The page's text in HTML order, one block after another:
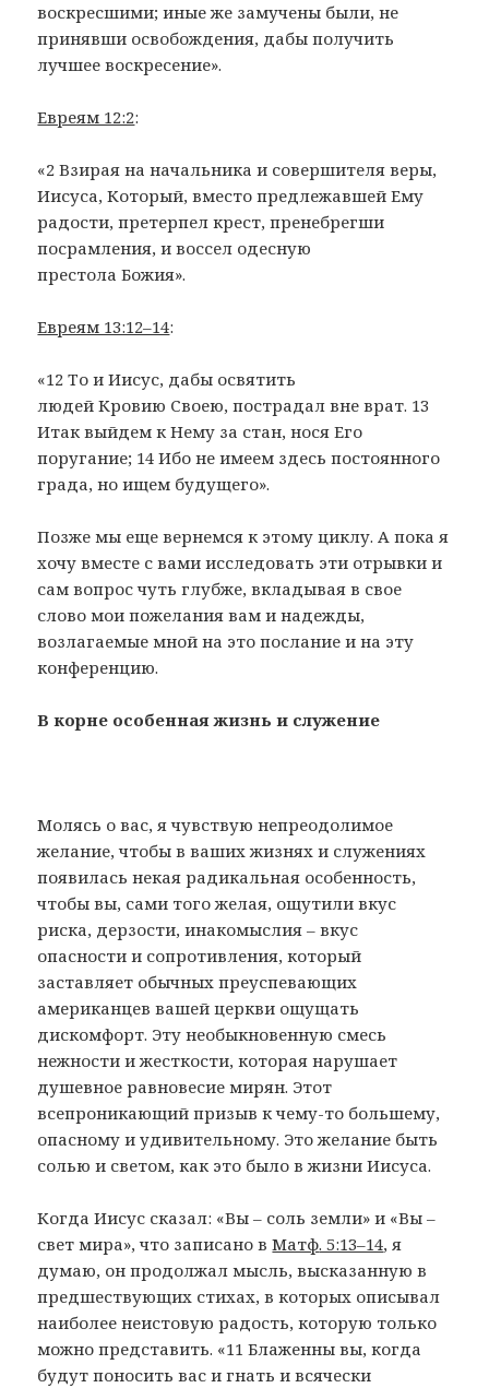
воскресшими; иные же замучены были, не
принявши освобождения, дабы получить
лучшее воскресение».
Евреям 12:2:
«2 Взирая на начальника и совершителя веры,
Иисуса, Который, вместо предлежавшей Ему
радости, претерпел крест, пренебрегши
посрамления, и воссел одесную
престола Божия».
Евреям 13:12–14:
«12 То и Иисус, дабы освятить
людей Кровию Своею, пострадал вне врат. 13
Итак выйдем к Нему за стан, нося Его
поругание; 14 Ибо не имеем здесь постоянного
града, но ищем будущего».
Позже мы еще вернемся к этому циклу. А пока я
хочу вместе с вами исследовать эти отрывки и
сам вопрос чуть глубже, вкладывая в свое
слово мои пожелания вам и надежды,
возлагаемые мной на это послание и на эту
конференцию.
В корне особенная жизнь и служение
Молясь о вас, я чувствую непреодолимое
желание, чтобы в ваших жизнях и служениях
появилась некая радикальная особенность,
чтобы вы, сами того желая, ощутили вкус
риска, дерзости, инакомыслия – вкус
опасности и сопротивления, который
заставляет обычных преуспевающих
американцев вашей церкви ощущать
дискомфорт. Эту необыкновенную смесь
нежности и жесткости, которая нарушает
душевное равновесие мирян. Этот
всепроникающий призыв к чему-то большему,
опасному и удивительному. Это желание быть
солью и светом, как это было в жизни Иисуса.
Когда Иисус сказал: «Вы – соль земли» и «Вы –
свет мира», что записано вМатф. 5:13–14, я
думаю, он продолжал мысль, высказанную в
предшествующих стихах, в которых описывал
наиболее неистовую радость, которую только
можно представить. «11 Блаженны вы, когда
будут поносить вас и гнать и всячески